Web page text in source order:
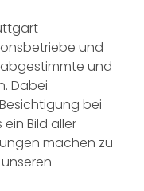
und
und
Dabei
bei
Bild aller
machen zu